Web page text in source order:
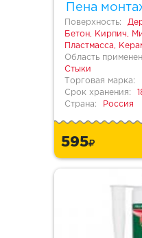
Пена
Поверхность:
Бетон, Кирпич,
Пластмасса,
Область
Стыки
Торговая марка:
Срок хранения:
Страна:
Россия
595